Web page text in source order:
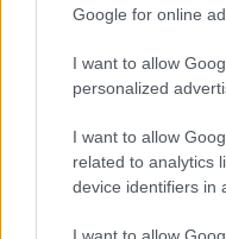
Google for online
I want to allow
personalized
I want to allow
related to analytics
device identifiers in
I want to allow
schemi chiari